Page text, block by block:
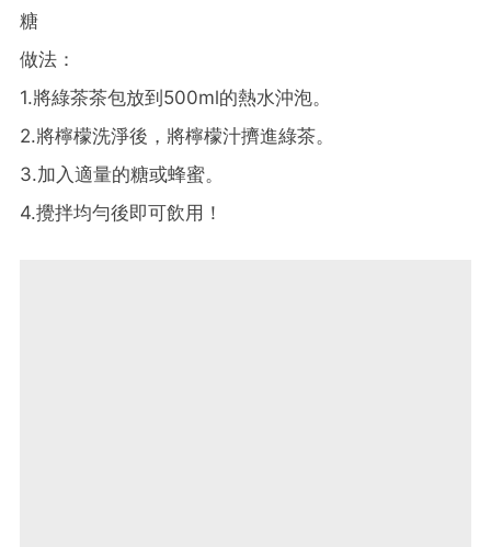
糖
做法：
1.將綠茶茶包放到500ml的熱水沖泡。
2.將檸檬洗淨後，將檸檬汁擠進綠茶。
3.加入適量的糖或蜂蜜。
4.攪拌均勻後即可飲用！